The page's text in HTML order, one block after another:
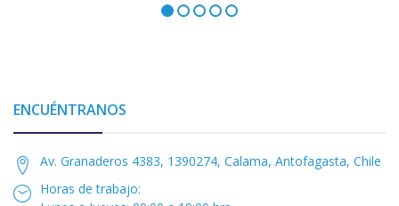
ENCUÉNTRANOS
Av. Granaderos 4383, 1390274, Calama, Antofagasta, Chile
Horas de trabajo: